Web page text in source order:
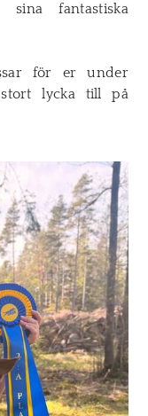
sina fantastiska
för er under
lycka till på